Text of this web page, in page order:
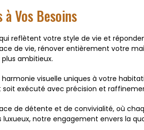
Vos Besoins
reflètent votre style de vie et
de vie, rénover entièrement votre
ambitieux.
visuelle uniques à votre
soit exécuté avec précision et
de détente et de convivialité, où
notre engagement envers la